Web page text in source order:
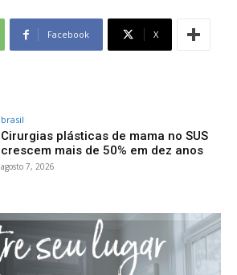
Facebook X
brasil
Cirurgias plásticas de mama no SUS
crescem mais de 50% em dez anos
agosto 7, 2026